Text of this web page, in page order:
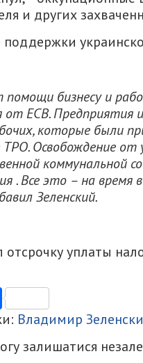
и других
помощи бизнесу и
от ЕСВ.
которые были
Освобождение
коммунальной
. Все это – на время
Зеленский.
уплаты
Поділитися
Владимир
залишатися